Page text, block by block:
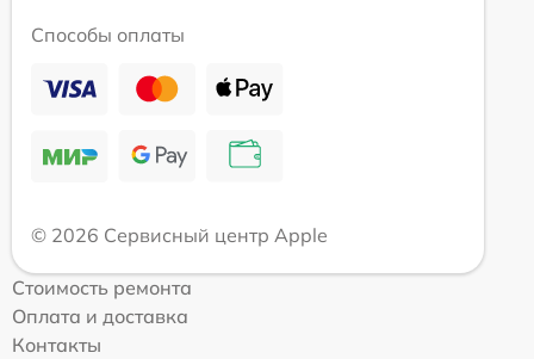
Способы оплаты
© 2026 Сервисный центр Apple
Стоимость ремонта
Оплата и доставка
Контакты